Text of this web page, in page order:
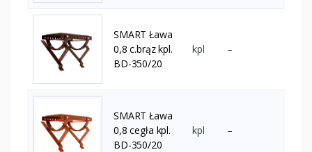
SMART Ława
0,8 c.brąz kpl.
BD-350/20
kpl –
SMART Ława
0,8 cegła kpl.
BD-350/20
kpl –